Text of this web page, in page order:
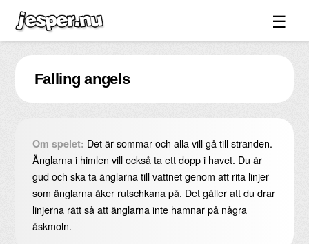
☰
Spel ↓
Bilder ↓
Forum ↓
Videos
Blandat ↓
Om sidan ↓
Falling angels
Om spelet: Det är sommar och alla vill gå till stranden.
Änglarna i himlen vill också ta ett dopp i havet. Du är
gud och ska ta änglarna till vattnet genom att rita linjer
som änglarna åker rutschkana på. Det gäller att du drar
linjerna rätt så att änglarna inte hamnar på några
åskmoln.